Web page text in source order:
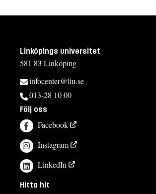
Linköpings universitet
581 83 Linköping
infocenter@liu.se
013-28 10 00
Följ oss
Facebook
Instagram
LinkedIn
Hitta hit